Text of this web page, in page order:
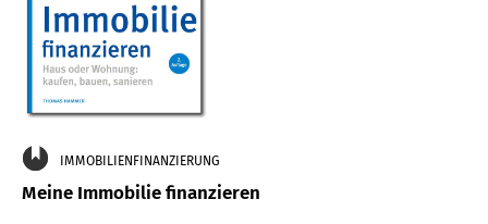
IMMOBILIENFINANZIERUNG
Meine Immobilie finanzieren